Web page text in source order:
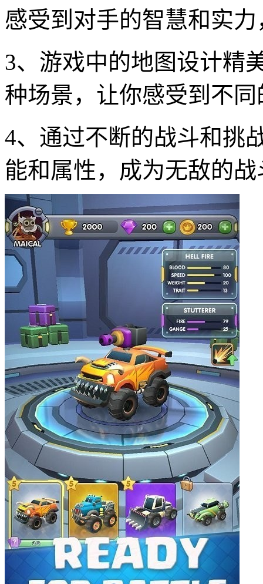
感受到对手的智慧和实
3、游戏中的地图设计精
种场景，让你感受到不
4、通过不断的战斗和挑
能和属性，成为无敌的